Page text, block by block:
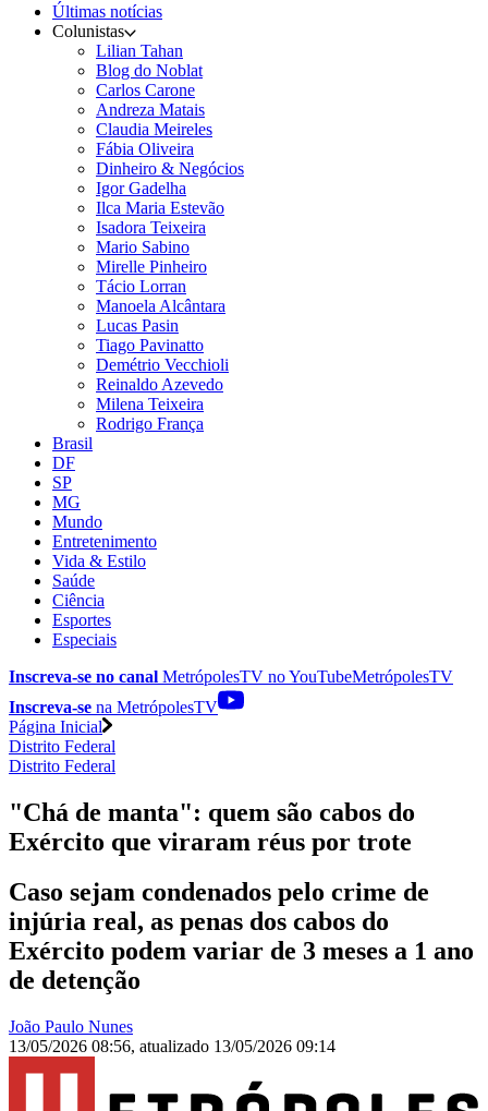
Últimas notícias
Colunistas
Lilian Tahan
Blog do Noblat
Carlos Carone
Andreza Matais
Claudia Meireles
Fábia Oliveira
Dinheiro & Negócios
Igor Gadelha
Ilca Maria Estevão
Isadora Teixeira
Mario Sabino
Mirelle Pinheiro
Tácio Lorran
Manoela Alcântara
Lucas Pasin
Tiago Pavinatto
Demétrio Vecchioli
Reinaldo Azevedo
Milena Teixeira
Rodrigo França
Brasil
DF
SP
MG
Mundo
Entretenimento
Vida & Estilo
Saúde
Ciência
Esportes
Especiais
Inscreva-se no canal MetrópolesTV noYouTubeMetrópolesTV
Inscreva-se na MetrópolesTV
Página Inicial
Distrito Federal
Distrito Federal
"Chá de manta": quem são cabos do
Exército que viraram réus por trote
Caso sejam condenados pelo crime de
injúria real, as penas dos cabos do
Exército podem variar de 3 meses a 1 ano
de detenção
João Paulo Nunes
13/05/2026 08:56, atualizado 13/05/2026 09:14